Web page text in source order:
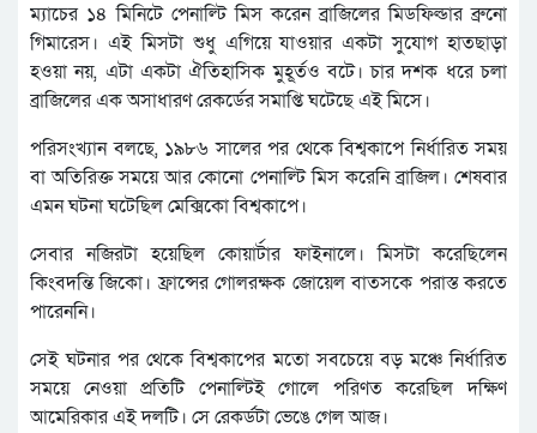
ম্যাচের ১৪ মিনিটে পেনাল্টি মিস করেন ব্রাজিলের মিডফিল্ডার ব্রুনো
গিমারেস। এই মিসটা শুধু এগিয়ে যাওয়ার একটা সুযোগ হাতছাড়া
হওয়া নয়, এটা একটা ঐতিহাসিক মুহূর্তও বটে। চার দশক ধরে চলা
ব্রাজিলের এক অসাধারণ রেকর্ডের সমাপ্তি ঘটেছে এই মিসে।
পরিসংখ্যান বলছে, ১৯৮৬ সালের পর থেকে বিশ্বকাপে নির্ধারিত সময়
বা অতিরিক্ত সময়ে আর কোনো পেনাল্টি মিস করেনি ব্রাজিল। শেষবার
এমন ঘটনা ঘটেছিল মেক্সিকো বিশ্বকাপে।
সেবার নজিরটা হয়েছিল কোয়ার্টার ফাইনালে। মিসটা করেছিলেন
কিংবদন্তি জিকো। ফ্রান্সের গোলরক্ষক জোয়েল বাতসকে পরাস্ত করতে
পারেননি।
সেই ঘটনার পর থেকে বিশ্বকাপের মতো সবচেয়ে বড় মঞ্চে নির্ধারিত
সময়ে নেওয়া প্রতিটি পেনাল্টিই গোলে পরিণত করেছিল দক্ষিণ
আমেরিকার এই দলটি। সে রেকর্ডটা ভেঙে গেল আজ।